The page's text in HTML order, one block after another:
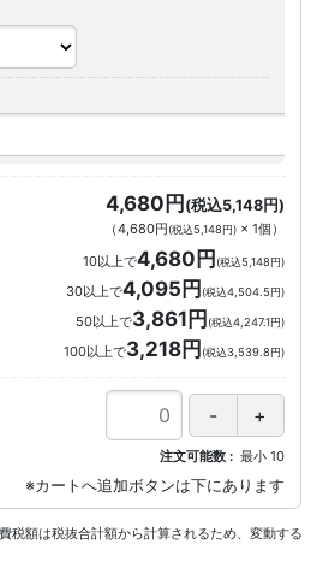
4,680円(税込5,148円)
（4,680円(税込5,148円)× 1個 ）
10以上で4,680円 (税込5,148円)
30以上で4,095円 (税込4,504.5円)
50以上で3,861円 (税込4,247.1円)
100以上で3,218円 (税込3,539.8円)
注文可能数 最小 10
税額は税抜合計額から計算されるため、変動する